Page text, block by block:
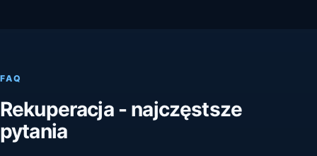
FAQ
Rekuperacja - najczęstsze
pytania